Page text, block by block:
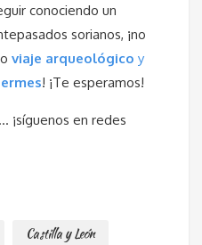
conociendo un
sorianos, ¡no
viaje arqueológico y
! ¡Te esperamos!
¡síguenos en redes
Castilla y León